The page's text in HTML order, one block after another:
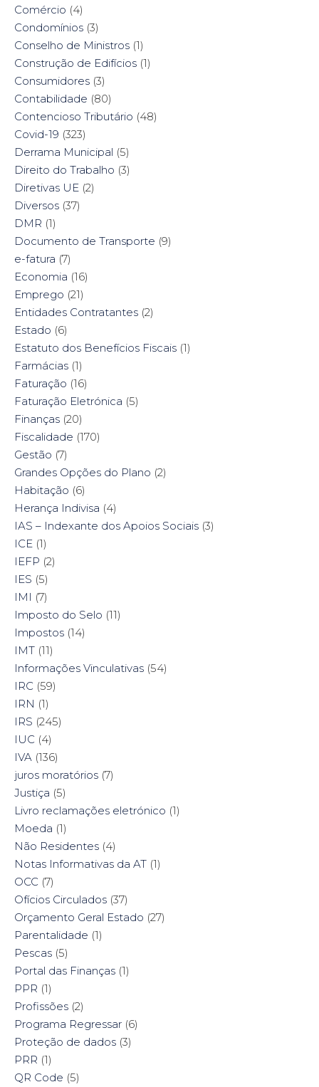
Comércio (4)
Condomínios (3)
Conselho de Ministros (1)
Construção de Edifícios (1)
Consumidores (3)
Contabilidade (80)
Contencioso Tributário (48)
Covid-19 (323)
Derrama Municipal (5)
Direito do Trabalho (3)
Diretivas UE (2)
Diversos (37)
DMR (1)
Documento de Transporte (9)
e-fatura (7)
Economia (16)
Emprego (21)
Entidades Contratantes (2)
Estado (6)
Estatuto dos Benefícios Fiscais (1)
Farmácias (1)
Faturação (16)
Faturação Eletrónica (5)
Finanças (20)
Fiscalidade (170)
Gestão (7)
Grandes Opções do Plano (2)
Habitação (6)
Herança Indivisa (4)
IAS – Indexante dos Apoios Sociais (3)
ICE (1)
IEFP (2)
IES (5)
IMI (7)
Imposto do Selo (11)
Impostos (14)
IMT (11)
Informações Vinculativas (54)
IRC (59)
IRN (1)
IRS (245)
IUC (4)
IVA (136)
juros moratórios (7)
Justiça (5)
Livro reclamações eletrónico (1)
Moeda (1)
Não Residentes (4)
Notas Informativas da AT (1)
OCC (7)
Ofícios Circulados (37)
Orçamento Geral Estado (27)
Parentalidade (1)
Pescas (5)
Portal das Finanças (1)
PPR (1)
Profissões (2)
Programa Regressar (6)
Proteção de dados (3)
PRR (1)
QR Code (5)